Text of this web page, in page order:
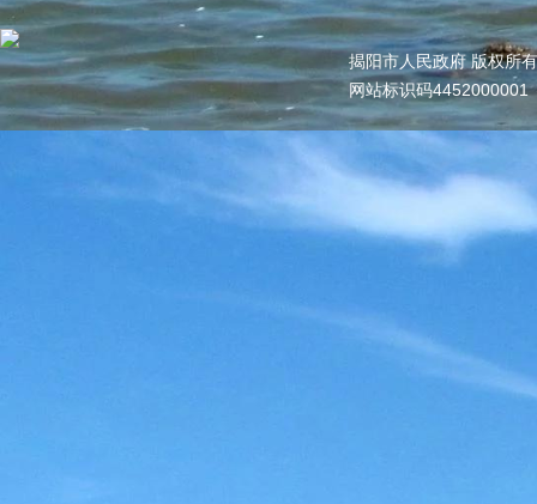
揭阳市人民政府 版权所
网站标识码